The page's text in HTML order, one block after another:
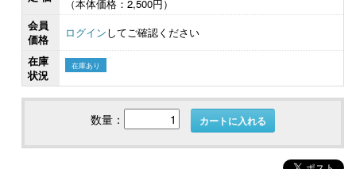
（本体価格：2,500円）
会員
価格
ログインしてご確認ください
在庫
状況
在庫あり
数量： カートに入れる